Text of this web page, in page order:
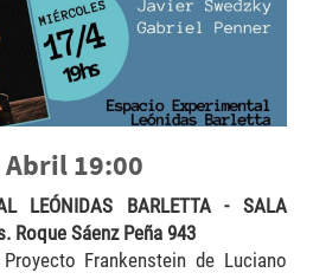
Abril 19:00
LEÓNIDAS BARLETTA - SALA
Roque Sáenz Peña 943
Frankenstein de Luciano